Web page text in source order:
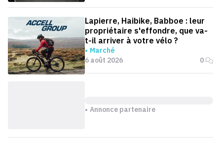
Lapierre, Haibike, Babboe : leur
propriétaire s'effondre, que va-
t-il arriver à votre vélo ?
Marché
6 août 2026
0
Annonce partenaire